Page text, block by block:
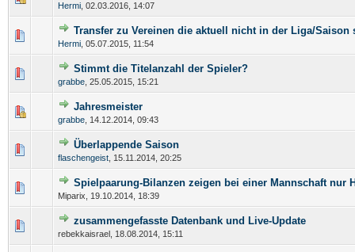
Hermi 02.03.2016, 14:07
Transfer zu Vereinen die aktuell nicht in der Liga/Saison
Hermi 05.07.2015, 11:54
Stimmt die Titelanzahl der Spieler?
grabbe 25.05.2015, 15:21
Jahresmeister
grabbe 14.12.2014, 09:43
Überlappende Saison
flaschengeist 15.11.2014, 20:25
Spielpaarung-Bilanzen zeigen bei einer Mannschaft nur
Miparix, 19.10.2014, 18:39
zusammengefasste Datenbank und Live-Update
rebekkaisrael, 18.08.2014, 15:11